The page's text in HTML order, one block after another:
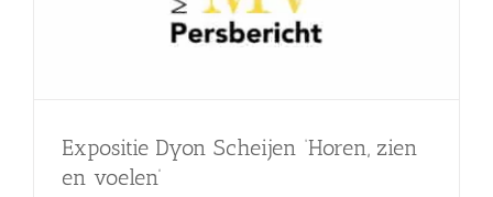
Expositie Dyon Scheijen ‘Horen, zien
en voelen’